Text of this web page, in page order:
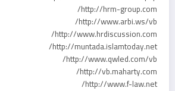
http://hrm-group.com/
http://www.arbi.ws/vb/
http://www.hrdiscussion.com/
http://muntada.islamtoday.net/
http://www.qwled.com/vb/
http://vb.maharty.com/
http://www.f-law.net/